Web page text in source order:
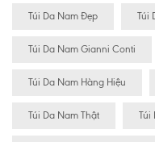
Túi Da Nam Đẹp Túi
Túi Da Nam Gianni Conti
Túi Da Nam Hàng Hiệu
Túi Da Nam Thật Túi